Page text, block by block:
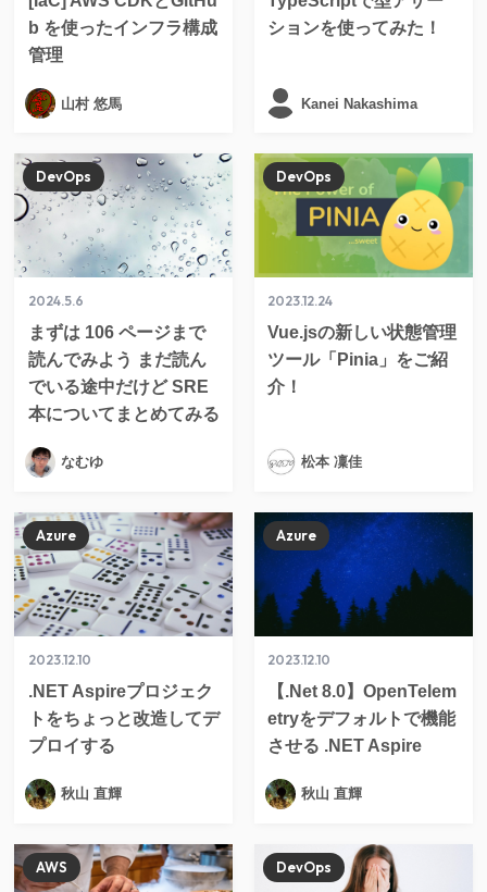
b を使ったインフラ構成
管理
山村 悠馬
ションを使ってみた！
Kanei Nakashima
2024.5.6
まずは 106 ページまで
読んでみよう まだ読ん
でいる途中だけど SRE
本についてまとめてみる
DevOps
なむゆ
2023.12.24
Vue.jsの新しい状態管理
ツール「Pinia」をご紹
介！
DevOps
松本 凜佳
2023.12.10
.NET Aspireプロジェク
トをちょっと改造してデ
プロイする
Azure
秋山 直輝
2023.12.10
【.Net 8.0】OpenTelem
etryをデフォルトで機能
させる .NET Aspire
Azure
秋山 直輝
AWS DevOps